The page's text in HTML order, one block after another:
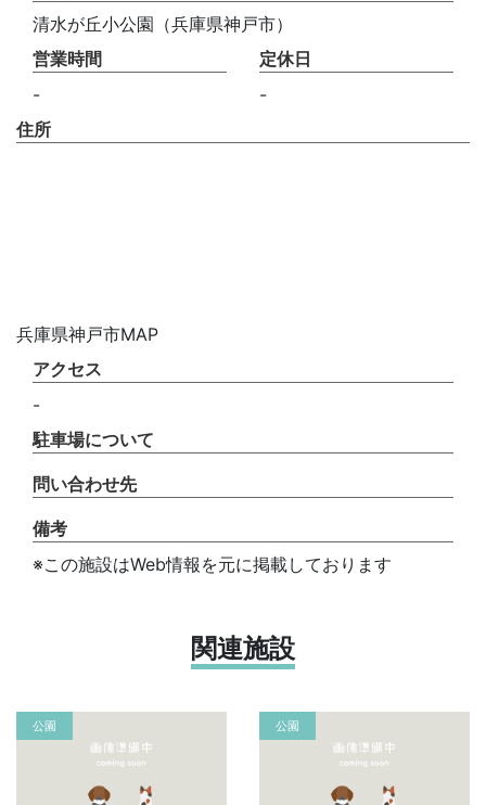
清水が丘小公園（兵庫県神戸市）
営業時間
-
定休日
-
住所
兵庫県神戸市MAP
アクセス
-
駐車場について
問い合わせ先
備考
※この施設はWeb情報を元に掲載しております
関連施設
公園 公園